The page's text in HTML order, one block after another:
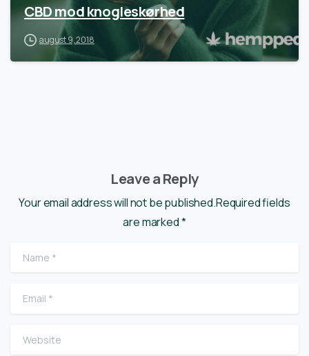
CBD mod knogleskørhed
august 9, 2018
Leave a Reply
Your email address will not be published.Required fields
are marked *
Name
Email
Website